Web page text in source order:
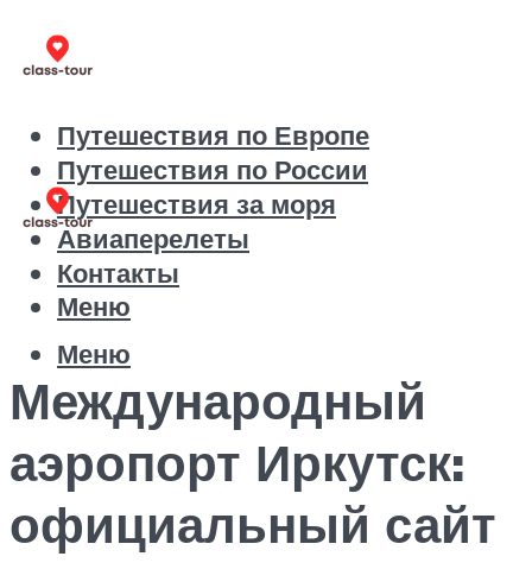
Путешествия по Европе
Путешествия по России
Путешествия за моря
Авиаперелеты
Контакты
Меню
Меню
Международный
аэропорт Иркутск:
официальный сайт